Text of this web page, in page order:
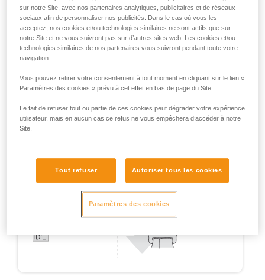
sur notre Site, avec nos partenaires analytiques, publicitaires et de réseaux
sociaux afin de personnaliser nos publicités. Dans le cas où vous les
acceptez, nos cookies et/ou technologies similaires ne sont actifs que sur
notre Site et ne vous suivront pas sur d’autres sites web. Les cookies et/ou
technologies similaires de nos partenaires vous suivront pendant toute votre
navigation.
Vous pouvez retirer votre consentement à tout moment en cliquant sur le lien «
Paramètres des cookies » prévu à cet effet en bas de page du Site.
Le fait de refuser tout ou partie de ces cookies peut dégrader votre expérience
utilisateur, mais en aucun cas ce refus ne vous empêchera d’accéder à notre
Site.
Tout refuser Autoriser tous les cookies
Paramètres des cookies